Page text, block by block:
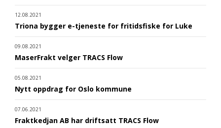
12.08.2021
Triona bygger e-tjeneste for fritidsfiske for Luke
09.08.2021
MaserFrakt velger TRACS Flow
05.08.2021
Nytt oppdrag for Oslo kommune
07.06.2021
Fraktkedjan AB har driftsatt TRACS Flow